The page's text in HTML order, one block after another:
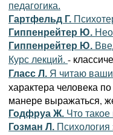
педагогика.
Гартфельд Г.
Гиппенрейтер Ю.
Гиппенрейтер Ю.
Курс лекций. -
Гласс Л. Я читаю
характера человека
манере выражаться,
Годфруа Ж. Что такое
Гозман Л.